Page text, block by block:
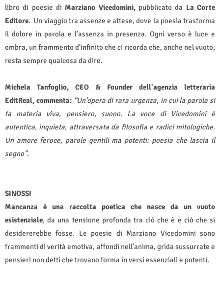
libro di poesie diMarziano Vicedomini, pubblicato da La Corte
Editore. Un viaggio tra assenze e attese, dove la poesia trasforma
il dolore in parola e l’assenza in presenza. Ogni verso è luce e
ombra, un frammento d’infinito che ci ricorda che, anche nel vuoto,
resta sempre qualcosa da dire.
Michela Tanfoglio, CEO & Founder dell'agenzia letteraria
EditReal, commenta: “Un’opera di rara urgenza, in cui la parola si
fa materia viva, pensiero, suono. La voce di Vicedomini è
autentica, inquieta, attraversata da filosofia e radici mitologiche.
Un amore feroce, parole gentili ma potenti: poesia che lascia il
segno”.
SINOSSI
Mancanza
è una raccolta poetica che nasce da un vuoto
esistenziale, da una tensione profonda tra ciò che è e ciò che si
desidererebbe fosse. Le poesie di Marziano Vicedomini sono
frammenti di verità emotiva, affondi nell’anima, grida sussurrate e
pensieri non detti che trovano forma in versi essenziali e potenti.